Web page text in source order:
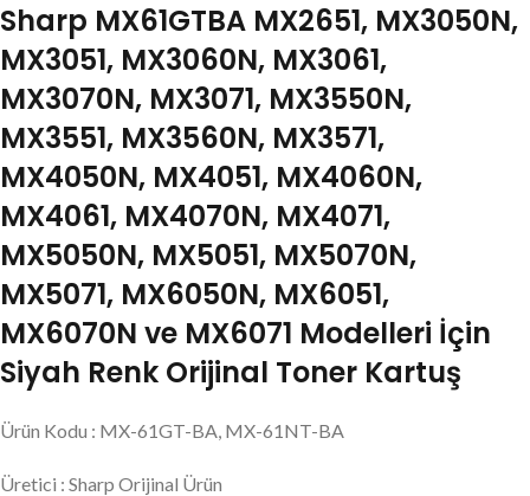
Sharp MX61GTBA MX2651, MX3050N,
MX3051, MX3060N, MX3061,
MX3070N, MX3071, MX3550N,
MX3551, MX3560N, MX3571,
MX4050N, MX4051, MX4060N,
MX4061, MX4070N, MX4071,
MX5050N, MX5051, MX5070N,
MX5071, MX6050N, MX6051,
MX6070N ve MX6071 Modelleri İçin
Siyah Renk Orijinal Toner Kartuş
Ürün Kodu : MX-61GT-BA, MX-61NT-BA
Üretici : Sharp Orijinal Ürün